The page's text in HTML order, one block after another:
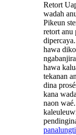
Retort
wadah
Pikeun
retort anu
hawa
hawa
tekanan
dina
kana
naon